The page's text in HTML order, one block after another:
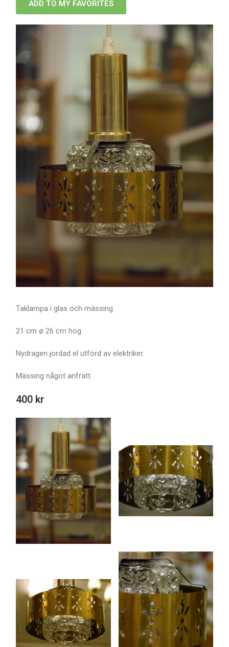
ADD TO MY FAVORITES
Taklampa i glas och mässing.
21 cm ø 26 cm hög.
Nydragen jordad el utförd av elektriker.
Mässing något anfrätt.
400 kr